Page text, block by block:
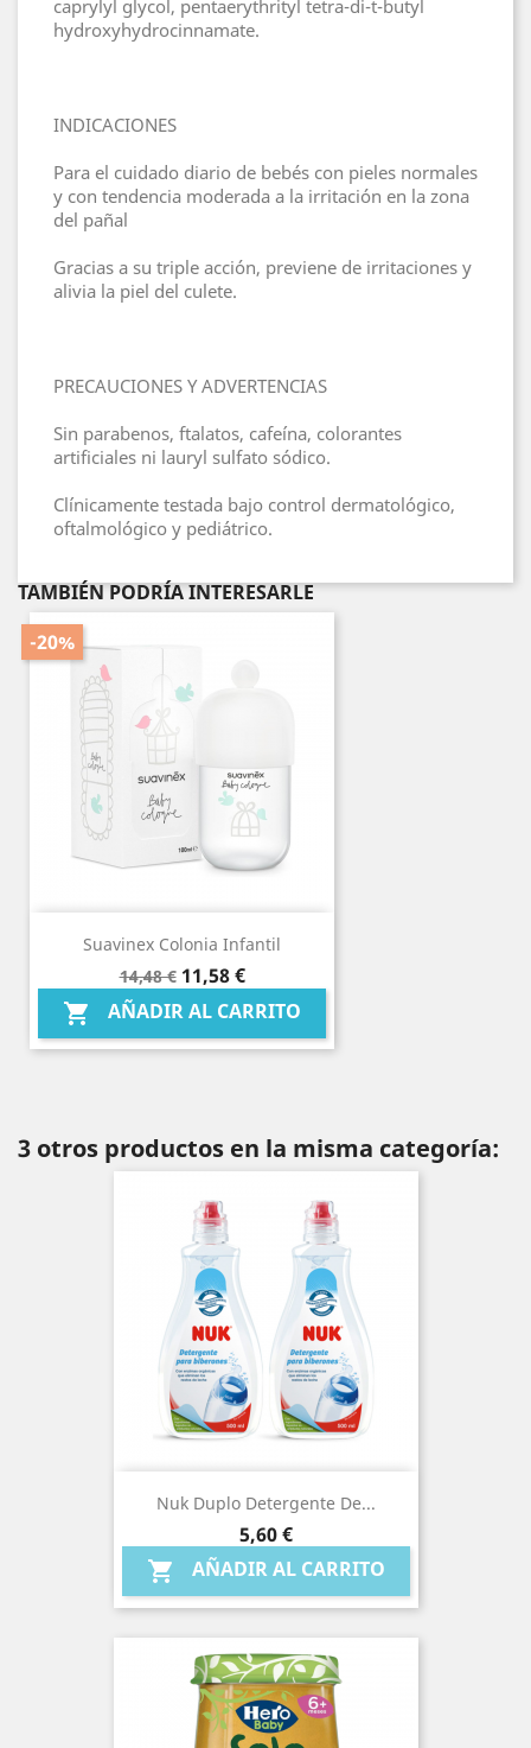
caprylyl glycol, pentaerythrityl tetra-di-t-butyl
hydroxyhydrocinnamate.
INDICACIONES
Para el cuidado diario de bebés con pieles normales
y con tendencia moderada a la irritación en la zona
del pañal
Gracias a su triple acción, previene de irritaciones y
alivia la piel del culete.
PRECAUCIONES Y ADVERTENCIAS
Sin parabenos, ftalatos, cafeína, colorantes
artificiales ni lauryl sulfato sódico.
Clínicamente testada bajo control dermatológico,
oftalmológico y pediátrico.
TAMBIÉN PODRÍA INTERESARLE
Suavinex Colonia Infantil
Precio
base
14,48 €
-20%
Precio
11,58 €
 AÑADIR AL CARRITO
3 otros productos en la misma categoría:
Nuk Duplo Detergente De...
Precio
5,60 €
 AÑADIR AL CARRITO